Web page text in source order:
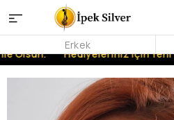
Olsun. Hediyeleriniz İçin Yeni
Erkek